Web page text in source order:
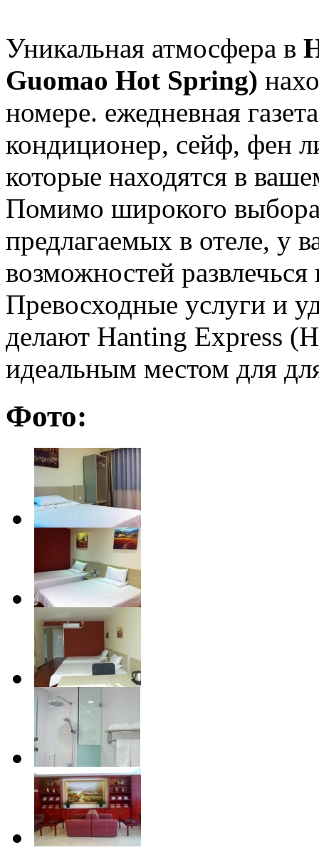
Уникальная атмосфера в
Guomao Hot Spring)
номере. ежедневная
кондиционер, сейф, фен
которые находятся в
Помимо широкого
предлагаемых в отеле, у
возможностей
Превосходные услуги и
делают Hanting Express
идеальным местом для
Фото: